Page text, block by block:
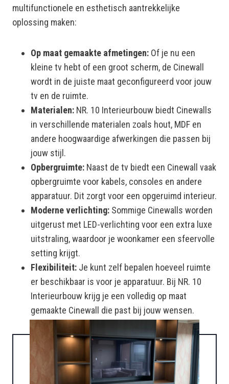
multifunctionele en esthetisch aantrekkelijke
oplossing maken:
Op maat gemaakte afmetingen: Of je nu een
kleine tv hebt of een groot scherm, de Cinewall
wordt in de juiste maat geconfigureerd voor jouw
tv en de ruimte.
Materialen: NR. 10 Interieurbouw biedt Cinewalls
in verschillende materialen zoals hout, MDF en
andere hoogwaardige afwerkingen die passen bij
jouw stijl.
Opbergruimte: Naast de tv biedt een Cinewall vaak
opbergruimte voor kabels, consoles en andere
apparatuur. Dit zorgt voor een opgeruimd interieur.
Moderne verlichting: Sommige Cinewalls worden
uitgerust met LED-verlichting voor een extra luxe
uitstraling, waardoor je woonkamer een sfeervolle
setting krijgt.
Flexibiliteit: Je kunt zelf bepalen hoeveel ruimte
er beschikbaar is voor je apparatuur. Bij NR. 10
Interieurbouw krijg je een volledig op maat
gemaakte Cinewall die past bij jouw wensen.